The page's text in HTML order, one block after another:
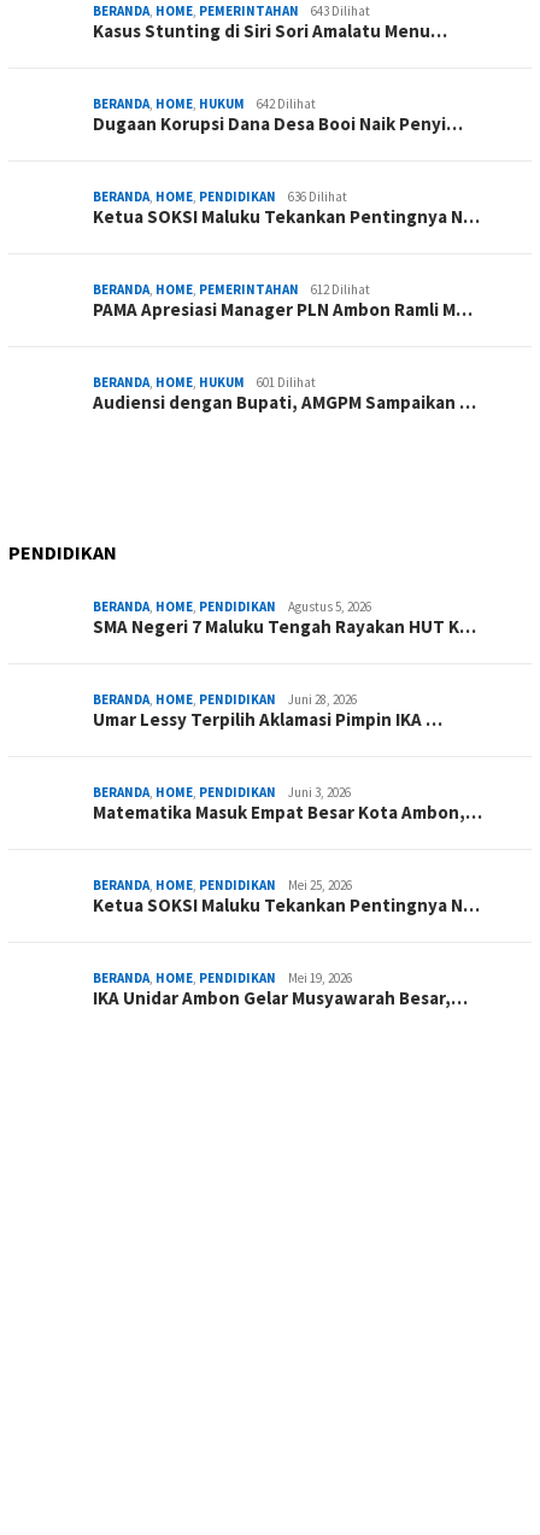
BERANDA HOME PEMERINTAHAN 643 Dilihat
Kasus Stunting di Siri Sori Amalatu Menu…
BERANDA HOME HUKUM 642 Dilihat
Dugaan Korupsi Dana Desa Booi Naik Penyi…
BERANDA HOME PENDIDIKAN 636 Dilihat
Ketua SOKSI Maluku Tekankan Pentingnya N…
BERANDA HOME PEMERINTAHAN 612 Dilihat
PAMA Apresiasi Manager PLN Ambon Ramli M…
BERANDA HOME HUKUM 601 Dilihat
Audiensi dengan Bupati, AMGPM Sampaikan …
PENDIDIKAN
BERANDA HOME PENDIDIKAN Agustus 5, 2026
SMA Negeri 7 Maluku Tengah Rayakan HUT K…
BERANDA HOME PENDIDIKAN Juni 28, 2026
Umar Lessy Terpilih Aklamasi Pimpin IKA …
BERANDA HOME PENDIDIKAN Juni 3, 2026
Matematika Masuk Empat Besar Kota Ambon,…
BERANDA HOME PENDIDIKAN Mei 25, 2026
Ketua SOKSI Maluku Tekankan Pentingnya N…
BERANDA HOME PENDIDIKAN Mei 19, 2026
IKA Unidar Ambon Gelar Musyawarah Besar,…